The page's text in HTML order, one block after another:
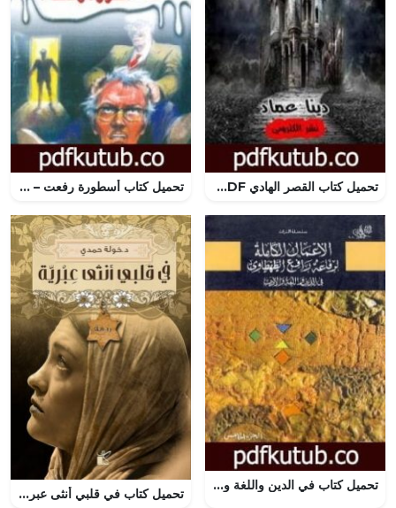
تحميل كتاب القصر الهادي PDF تأليف دينا عماد مجانا [كامل] تحميل كتاب أسطورة رفعت – سلسلة ما وراء الطبيعة PDF تأليف أحمد خالد توفيق مجانا [كامل]
تحميل كتاب في الدين واللغة والأدب – الجزء الخامس PDF تأليف محمد عمارة مجانا [كامل]
تحميل كتاب في قلبي أنثى عبرية PDF خولة حمدي مجانا